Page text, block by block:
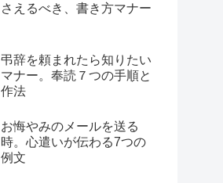
さえるべき、書き方マナー
弔辞を頼まれたら知りたい
マナー。奉読７つの手順と
作法
お悔やみのメールを送る
時。心遣いが伝わる7つの
例文